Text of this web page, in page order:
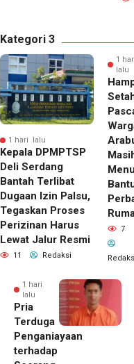
Kategori 3
1 hari lalu
Kepala DPMPTSP
Deli Serdang
Bantah Terlibat
Dugaan Izin Palsu,
Tegaskan Proses
Perizinan Harus
Lewat Jalur Resmi
11 Redaksi
1
lalu
7
1 hari
lalu
Pria
Terduga
Penganiayaan
terhadap